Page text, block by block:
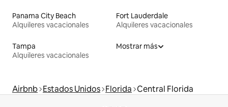
Panama City Beach
Alquileres vacacionales
Fort Lauderdale
Alquileres vacacionales
Tampa
Alquileres vacacionales
Mostrar más
Airbnb Estados Unidos Florida Central Florida